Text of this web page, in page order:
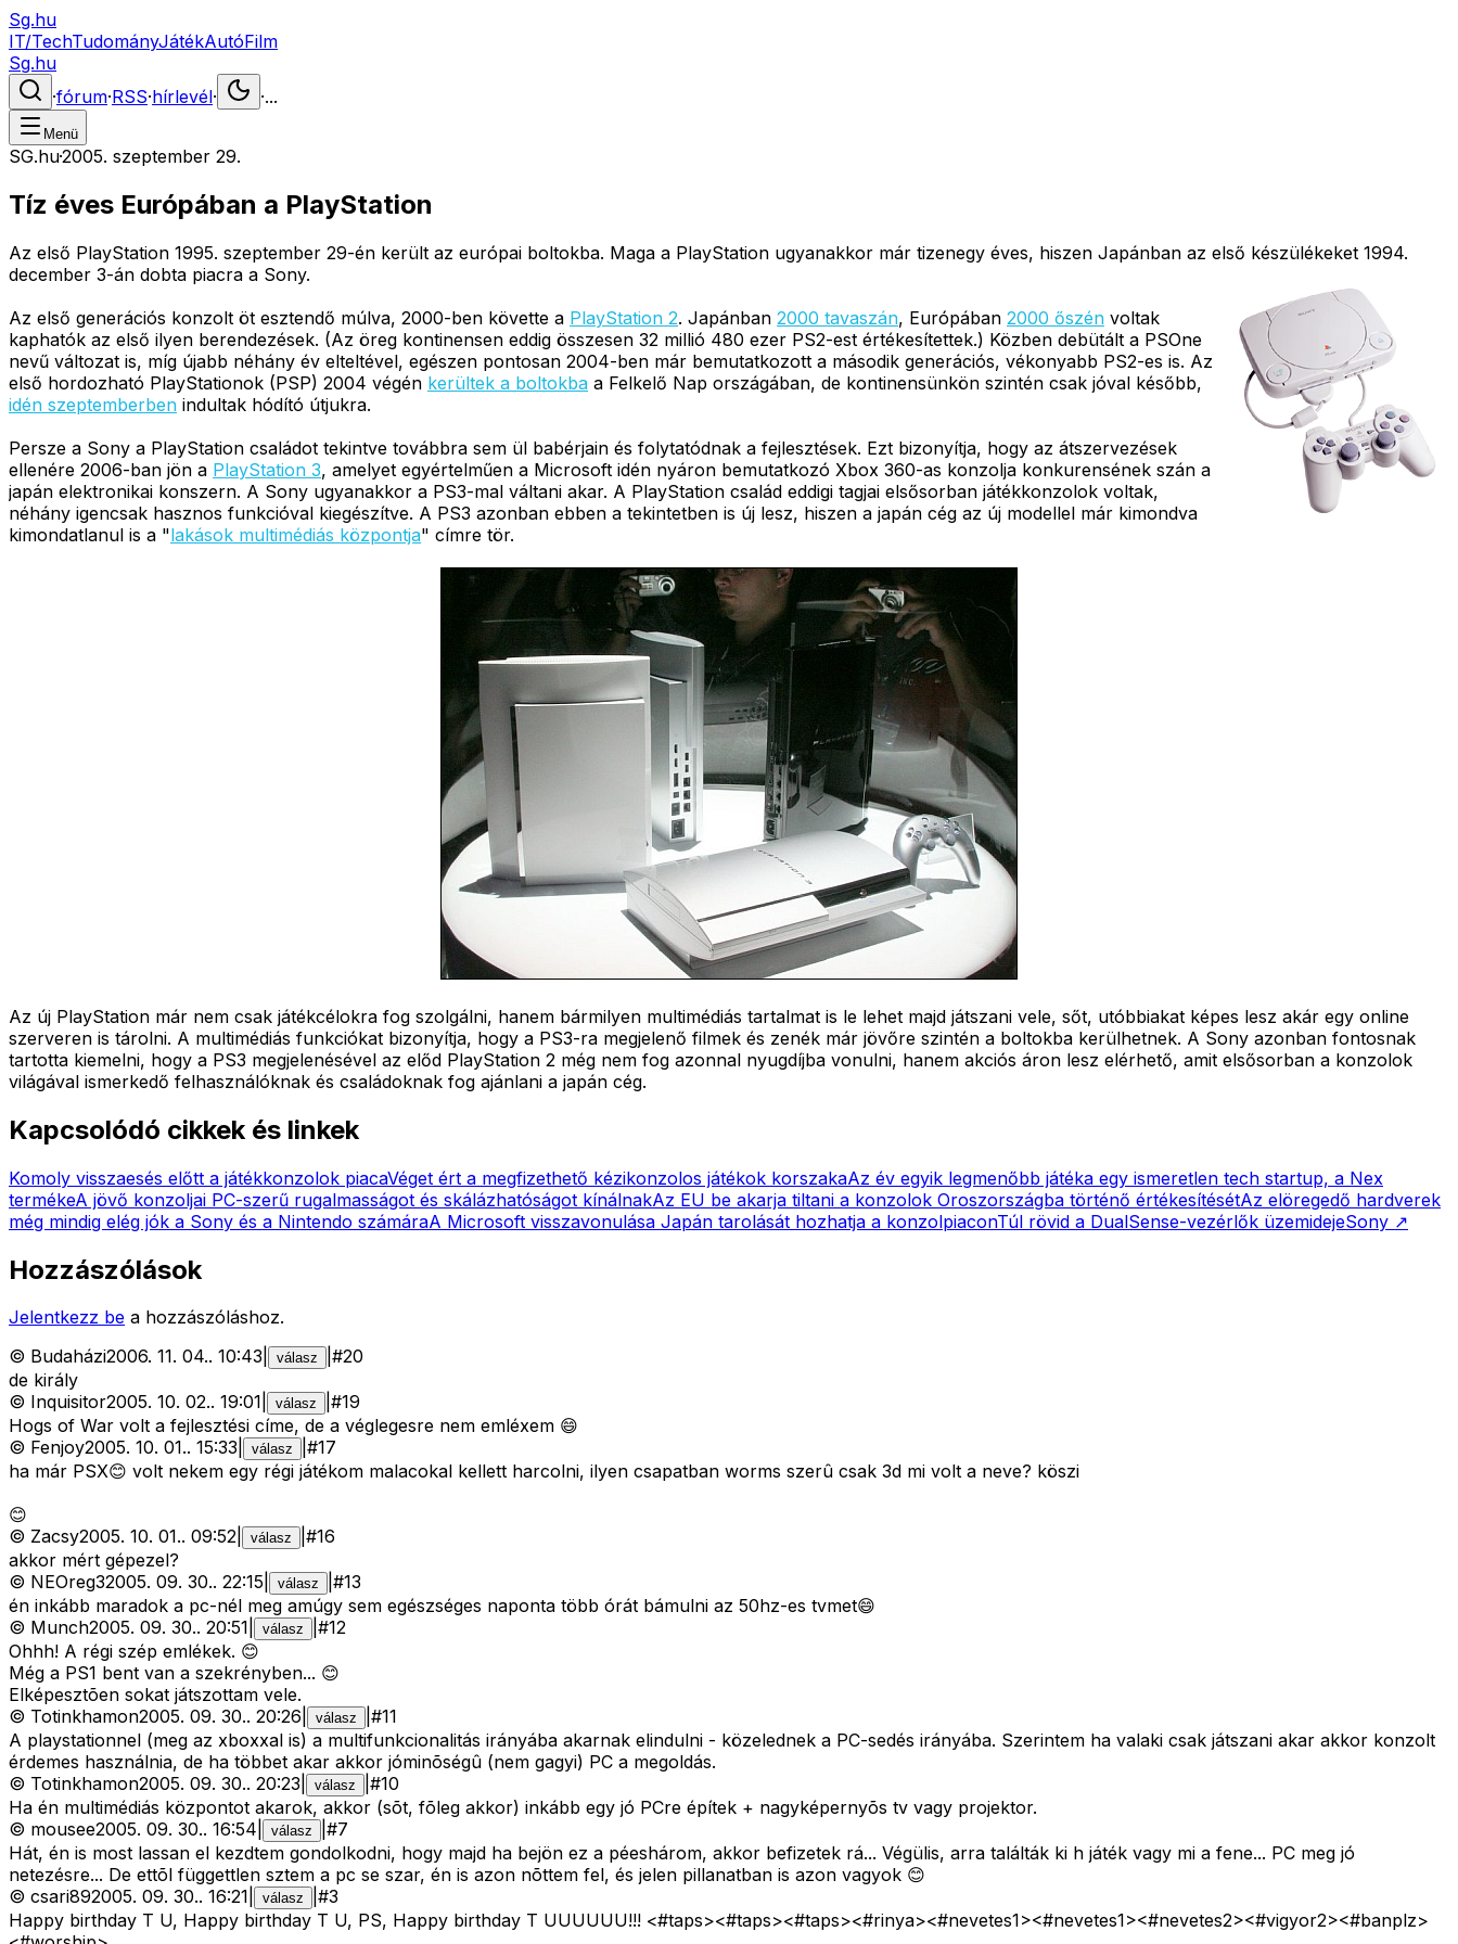
Sg.hu
IT/TechTudományJátékAutóFilm
Sg.hu
·fórum·RSS·hírlevél· ·...
Menü
SG.hu·2005. szeptember 29.
Tíz éves Európában a PlayStation
Az első PlayStation 1995. szeptember 29-én került az európai boltokba. Maga a PlayStation ugyanakkor már tizenegy éves, hiszen Japánban az első készülékeket 1994.
december 3-án dobta piacra a Sony.
Az első generációs konzolt öt esztendő múlva, 2000-ben követte a PlayStation 2. Japánban 2000 tavaszán, Európában 2000 őszén voltak
kaphatók az első ilyen berendezések. (Az öreg kontinensen eddig összesen 32 millió 480 ezer PS2-est értékesítettek.) Közben debütált a PSOne
nevű változat is, míg újabb néhány év elteltével, egészen pontosan 2004-ben már bemutatkozott a második generációs, vékonyabb PS2-es is. Az
első hordozható PlayStationok (PSP) 2004 végén kerültek a boltokba a Felkelő Nap országában, de kontinensünkön szintén csak jóval később,
idén szeptemberben indultak hódító útjukra.
Persze a Sony a PlayStation családot tekintve továbbra sem ül babérjain és folytatódnak a fejlesztések. Ezt bizonyítja, hogy az átszervezések
ellenére 2006-ban jön a PlayStation 3, amelyet egyértelműen a Microsoft idén nyáron bemutatkozó Xbox 360-as konzolja konkurensének szán a
japán elektronikai konszern. A Sony ugyanakkor a PS3-mal váltani akar. A PlayStation család eddigi tagjai elsősorban játékkonzolok voltak,
néhány igencsak hasznos funkcióval kiegészítve. A PS3 azonban ebben a tekintetben is új lesz, hiszen a japán cég az új modellel már kimondva
kimondatlanul is a "lakások multimédiás központja" címre tör.
Az új PlayStation már nem csak játékcélokra fog szolgálni, hanem bármilyen multimédiás tartalmat is le lehet majd játszani vele, sőt, utóbbiakat képes lesz akár egy online
szerveren is tárolni. A multimédiás funkciókat bizonyítja, hogy a PS3-ra megjelenő filmek és zenék már jövőre szintén a boltokba kerülhetnek. A Sony azonban fontosnak
tartotta kiemelni, hogy a PS3 megjelenésével az előd PlayStation 2 még nem fog azonnal nyugdíjba vonulni, hanem akciós áron lesz elérhető, amit elsősorban a konzolok
világával ismerkedő felhasználóknak és családoknak fog ajánlani a japán cég.
Kapcsolódó cikkek és linkek
Komoly visszaesés előtt a játékkonzolok piacaVéget ért a megfizethető kézikonzolos játékok korszakaAz év egyik legmenőbb játéka egy ismeretlen tech startup, a Nex
termékeA jövő konzoljai PC-szerű rugalmasságot és skálázhatóságot kínálnakAz EU be akarja tiltani a konzolok Oroszországba történő értékesítésétAz elöregedő hardverek
még mindig elég jók a Sony és a Nintendo számáraA Microsoft visszavonulása Japán tarolását hozhatja a konzolpiaconTúl rövid a DualSense-vezérlők üzemidejeSony ↗
Hozzászólások
Jelentkezz be a hozzászóláshoz.
© Budaházi2006. 11. 04.. 10:43 válasz #20
de király
© Inquisitor2005. 10. 02.. 19:01 válasz #19
Hogs of War volt a fejlesztési címe, de a véglegesre nem emléxem 😄
© Fenjoy2005. 10. 01.. 15:33 válasz #17
ha már PSX😊 volt nekem egy régi játékom malacokal kellett harcolni, ilyen csapatban worms szerû csak 3d mi volt a neve? köszi
😊
© Zacsy2005. 10. 01.. 09:52 válasz #16
akkor mért gépezel?
© NEOreg32005. 09. 30.. 22:15 válasz #13
én inkább maradok a pc-nél meg amúgy sem egészséges naponta több órát bámulni az 50hz-es tvmet😄
© Munch2005. 09. 30.. 20:51 válasz #12
Ohhh! A régi szép emlékek. 😊
Még a PS1 bent van a szekrényben... 😊
Elképesztõen sokat játszottam vele.
© Totinkhamon2005. 09. 30.. 20:26 válasz #11
A playstationnel (meg az xboxxal is) a multifunkcionalitás irányába akarnak elindulni - közelednek a PC-sedés irányába. Szerintem ha valaki csak játszani akar akkor konzolt
érdemes használnia, de ha többet akar akkor jóminõségû (nem gagyi) PC a megoldás.
© Totinkhamon2005. 09. 30.. 20:23 válasz #10
Ha én multimédiás központot akarok, akkor (sõt, fõleg akkor) inkább egy jó PCre építek + nagyképernyõs tv vagy projektor.
© mousee2005. 09. 30.. 16:54 válasz #7
Hát, én is most lassan el kezdtem gondolkodni, hogy majd ha bejön ez a péeshárom, akkor befizetek rá... Végülis, arra találták ki h játék vagy mi a fene... PC meg jó
netezésre... De ettõl függettlen sztem a pc se szar, én is azon nõttem fel, és jelen pillanatban is azon vagyok 😊
© csari892005. 09. 30.. 16:21 válasz #3
Happy birthday T U, Happy birthday T U, PS, Happy birthday T UUUUUU!!! <#taps><#taps><#taps><#rinya><#nevetes1><#nevetes1><#nevetes2><#vigyor2><#banplz>